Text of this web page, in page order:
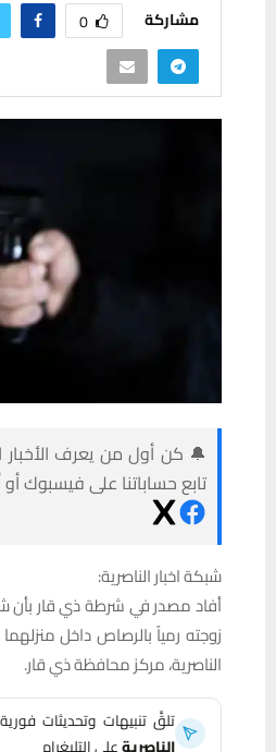
مشاركة 0
🔔 كن أول من يعرف الأخبار
تابع حساباتنا على فيسبوك
شبكة اخبار الناصرية:
أفاد مصدر في شرطة ذي قار بأن
زوجته رمياً بالرصاص داخل
الناصرية، مركز محافظة ذي قار.
تلقَّ تنبيهات وتحديثات